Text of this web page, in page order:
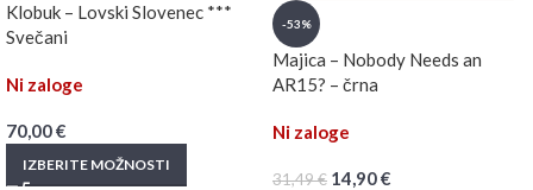
Klobuk – Lovski Slovenec ***
Svečani
Ni zaloge
70,00€
IZBERITE MOŽNOSTI
-53%
Majica – Nobody Needs an
AR15? – črna
Ni zaloge
31,49€ 14,90€